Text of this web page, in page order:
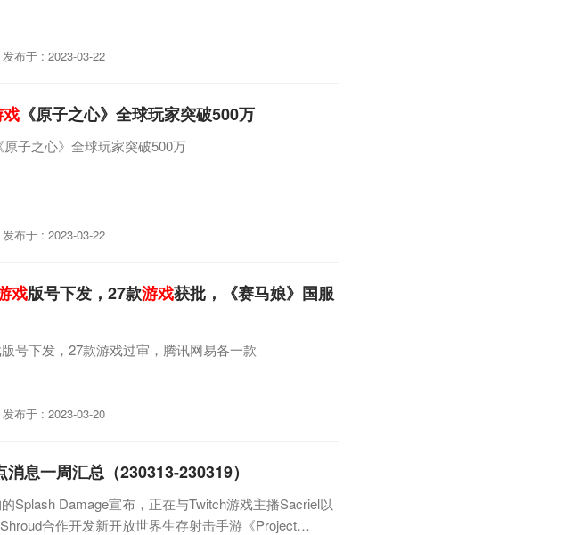
发布于 : 2023-03-22
发布于 : 2023-03-22
《原子之心》全球玩家突破500万
子之心》全球玩家突破500万
发布于 : 2023-03-20
戏版号下发，27款游戏获批，《赛马娘》国服
号下发，27款游戏过审，腾讯网易各一款
消息一周汇总（230313-230319）
Splash Damage宣布，正在与Twitch游戏主播Sacriel以
合作开发新开放世界生存射击手游《Project